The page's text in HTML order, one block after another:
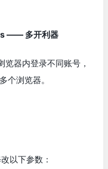
—— 多开利器
览器内登录不同账号，
个浏览器。
以下参数：